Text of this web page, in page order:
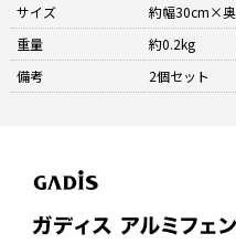
サイズ
約幅30cm×奥
重量
約0.2kg
備考
2個セット